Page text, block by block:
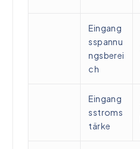
Eingang
sspannu
ngsberei
ch
Eingang
sstroms
tärke